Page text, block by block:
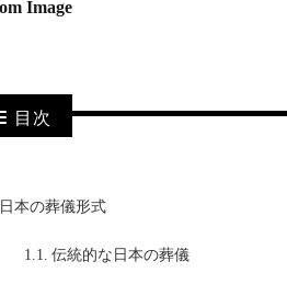
目次
日本の葬儀形式
伝統的な日本の葬儀